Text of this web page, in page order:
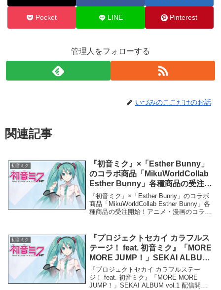
Pocket LINE Pinterest
管理人をフォローする
いづみのここだけのお話
関連記事
初音ミク
『初音ミク』×「Esther Bunny」
のコラボ商品「MikuWorldCollab
Esther Bunny」各種商品の受注開
始！アニメ・漫画のコラボグッズ
を販売する「ARMA BIANCA」に
て：時事ドットコム – 時事通信
『初音ミク』×「Esther Bunny」のコラボ
商品「MikuWorldCollab Esther Bunny」各
種商品の受注開始！アニメ・漫画のコラボ
ク...
初音ミク
『プロジェクトセカイ カラフルス
テージ！ feat. 初音ミク』「MORE
MORE JUMP！」SEKAI ALBUM
vol.1 配信開始！ –
valuepress（バリュープレス）
『プロジェクトセカイ カラフルステー
ジ！ feat. 初音ミク』「MORE MORE
JUMP！」SEKAI ALBUM vol.1 配信開